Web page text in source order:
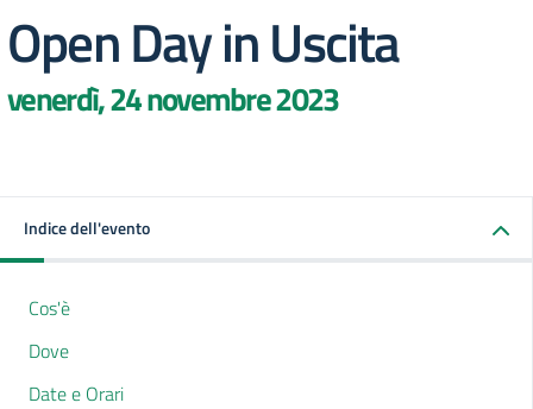
Open Day in Uscita
venerdì, 24 novembre 2023
Indice dell'evento
Cos'è
Dove
Date e Orari